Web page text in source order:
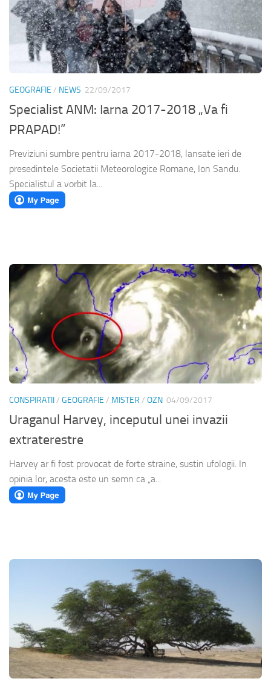
GEOGRAFIE / NEWS 22/09/2017
Specialist ANM: Iarna 2017-2018 „Va fi
PRAPAD!”
Previziuni sumbre pentru iarna 2017-2018, lansate ieri de
presedintele Societatii Meteorologice Romane, Ion Sandu.
Specialistul a vorbit la...
CONSPIRATII/ GEOGRAFIE / MISTER / OZN 04/09/2017
Uraganul Harvey, inceputul unei invazii
extraterestre
Harvey ar fi fost provocat de forte straine, sustin ufologii. In
opinia lor, acesta este un semn ca „a...